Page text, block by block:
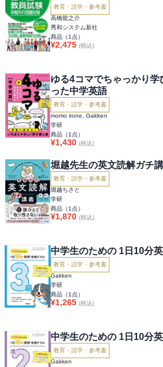
教育・語学・参考書
高橋龍之介
秀和システム新社
商品（1 点）
¥2,475 (税込)
ゆる4コマでちゃっかり学
った中学英語
教育・語学・参考書
momo irone, Gakken
学研
商品（1 点）
¥1,430 (税込)
堀越先生の英文読解ガチ
教育・語学・参考書
堀越ちさと
学研
商品（1 点）
¥1,870 (税込)
中学生のための 1日10分
教育・語学・参考書
Gakken
学研
商品（1 点）
¥1,265 (税込)
中学生のための 1日10分
教育・語学・参考書
Gakken